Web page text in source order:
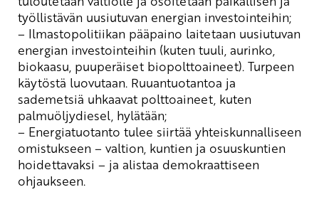
työllistävän uusiutuvan energian investointeihin;
– Ilmastopolitiikan pääpaino laitetaan uusiutuvan
energian investointeihin (kuten tuuli, aurinko,
biokaasu, puuperäiset biopolttoaineet). Turpeen
käytöstä luovutaan. Ruuantuotantoa ja
sademetsiä uhkaavat polttoaineet, kuten
palmuöljydiesel, hylätään;
– Energiatuotanto tulee siirtää yhteiskunnalliseen
omistukseen – valtion, kuntien ja osuuskuntien
hoidettavaksi – ja alistaa demokraattiseen
ohjaukseen.